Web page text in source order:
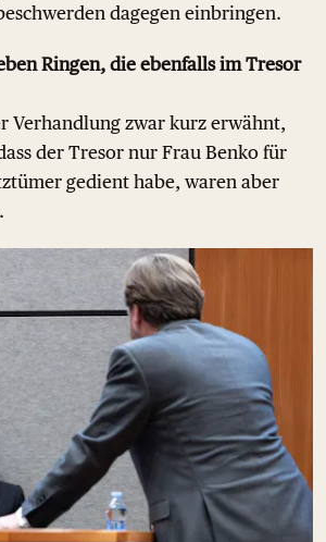
dagegen einbringen.
Ringen, die ebenfalls im Tresor
Verhandlung zwar kurz erwähnt,
der Tresor nur Frau Benko für
gedient habe, waren aber